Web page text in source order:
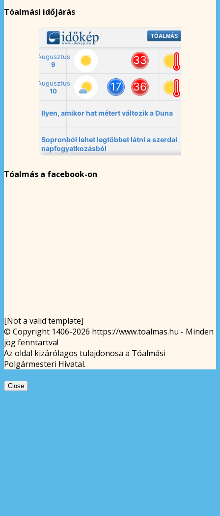
Tóalmási időjárás
Tóalmás a facebook-on
[Not a valid template]
© Copyright 1406-2026 https://www.toalmas.hu - Minden
jog fenntartva!
Az oldal kizárólagos tulajdonosa a Tóalmási
Polgármesteri Hivatal.
Close